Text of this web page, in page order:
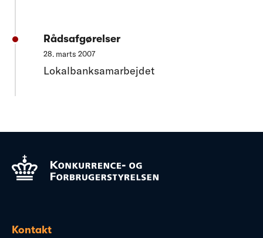
Rådsafgørelser
28. marts 2007
Lokalbanksamarbejdet
Kontakt